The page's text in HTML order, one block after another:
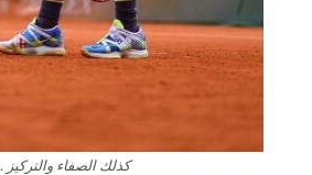
كذلك الصفاء والتركيز .